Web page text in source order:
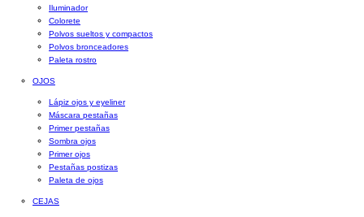
Iluminador
Colorete
Polvos sueltos y compactos
Polvos bronceadores
Paleta rostro
OJOS
Lápiz ojos y eyeliner
Máscara pestañas
Primer pestañas
Sombra ojos
Primer ojos
Pestañas postizas
Paleta de ojos
CEJAS